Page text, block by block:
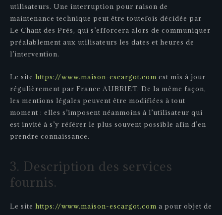
utilisateurs. Une interruption pour raison de
maintenance technique peut être toutefois décidée par
Le Chant des Prés, qui s’efforcera alors de communiquer
préalablement aux utilisateurs les dates et heures de
l’intervention.
Le site https://www.maison-escargot.com est mis à jour
régulièrement par France AUBRIET. De la même façon,
les mentions légales peuvent être modifiées à tout
moment : elles s’imposent néanmoins à l’utilisateur qui
est invité à s’y référer le plus souvent possible afin d’en
prendre connaissance.
3. Description des services
fournis.
Le site https://www.maison-escargot.com a pour objet de